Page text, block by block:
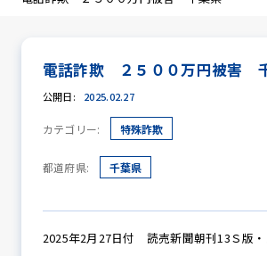
防犯活動ニュース
防犯パトロール
電話詐欺 ２５００万円被害
公開日: 2025.02.27
カテゴリー: 特殊詐欺
都道府県: 千葉県
2025年2月27日付 読売新聞朝刊13Ｓ版